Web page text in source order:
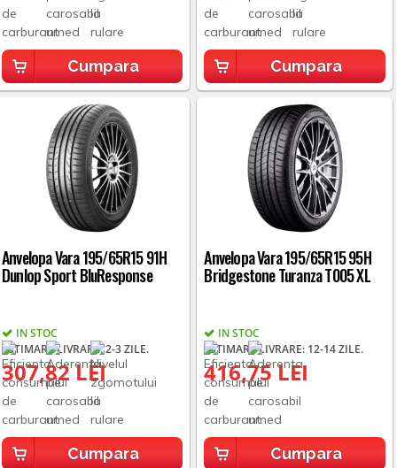
Cumpara Cumpara
Anvelopa Vara 195/65R15 91H
Dunlop Sport BluResponse
IN STOC
ESTIMARE LIVRARE: 2-3 ZILE.
307,82 LEI
Cumpara
Anvelopa Vara 195/65R15 95H
Bridgestone Turanza T005 XL
IN STOC
ESTIMARE LIVRARE: 12-14 ZILE.
416,75 LEI
Cumpara